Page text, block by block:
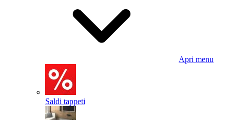
Apri menu
Saldi tappeti